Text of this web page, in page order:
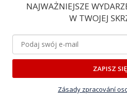
NAJWAŻNIEJSZE
W TWOJEJ
ZAPISZ
Zásady zpracování